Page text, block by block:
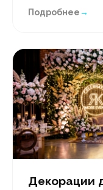
Подробнее→
Декорации